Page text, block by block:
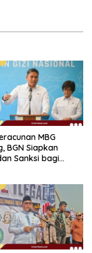
MBG
BGN Siapkan
Sanksi bagi